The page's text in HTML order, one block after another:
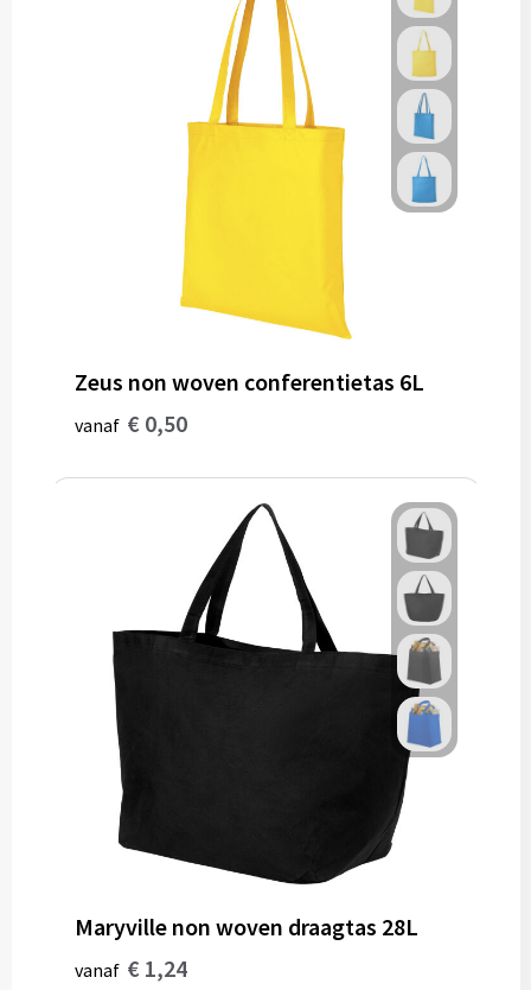
Zeus non woven conferentietas 6L
vanaf € 0,50
Maryville non woven draagtas 28L
vanaf € 1,24